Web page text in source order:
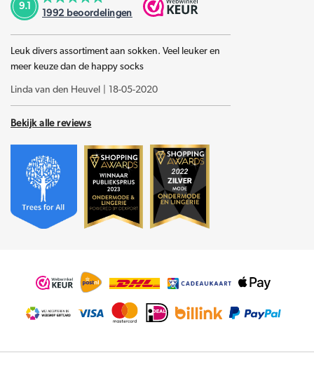
9.1
1992beoordelingen
Leuk divers assortiment aan sokken. Veel leuker en
meer keuze dan de happy socks
Linda van den Heuvel 18-05-2020
Bekijk alle reviews